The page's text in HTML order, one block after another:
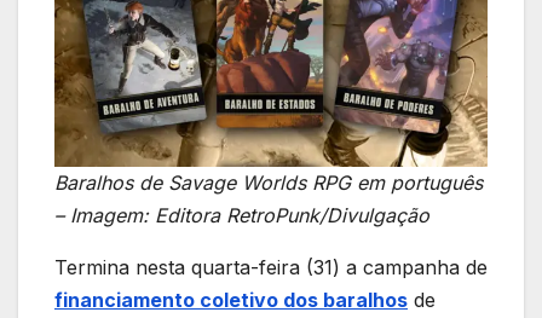
Baralhos de Savage Worlds RPG em português
– Imagem: Editora RetroPunk/Divulgação
Termina nesta quarta-feira (31) a campanha de
financiamento coletivo dos baralhos de